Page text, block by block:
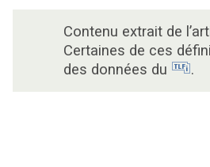
Contenu extrait de
Certaines de ces
des données du
.